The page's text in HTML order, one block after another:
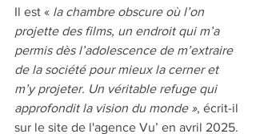
Il est « la chambre obscure où l’on
projette des films, un endroit qui m’a
permis dès l’adolescence de m’extraire
de la société pour mieux la cerner et
m’y projeter. Un véritable refuge qui
approfondit la vision du monde », écrit-il
sur le site de l'agence Vu’ en avril 2025.